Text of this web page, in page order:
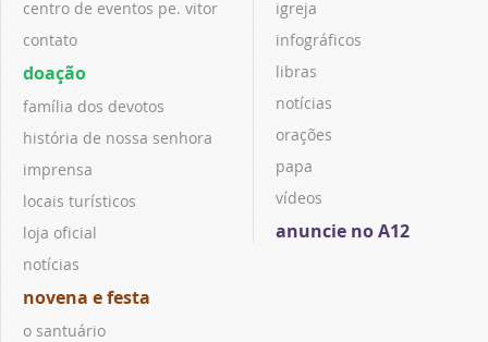
centro de eventos pe. vitor
contato
doação
família dos devotos
história de nossa senhora
imprensa
locais turísticos
loja oficial
notícias
novena e festa
o santuário
igreja
infográficos
libras
notícias
orações
papa
vídeos
anuncie no A12